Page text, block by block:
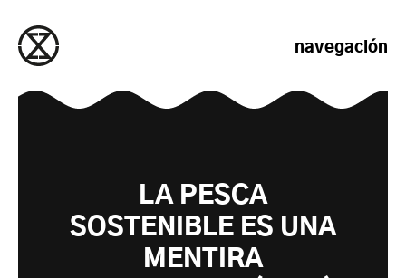
navegación
LA PESCA
SOSTENIBLE ES UNA
MENTIRA